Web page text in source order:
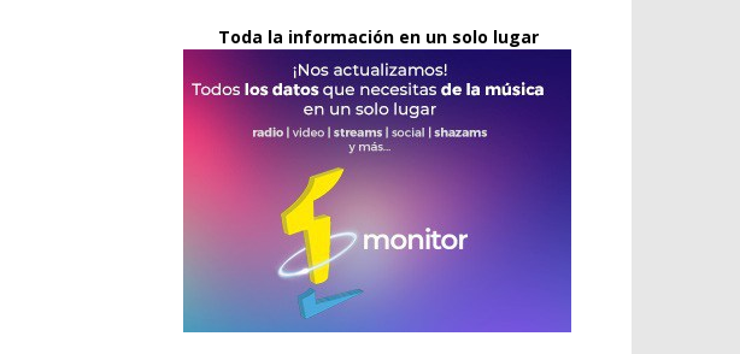
Toda la información en un solo lugar